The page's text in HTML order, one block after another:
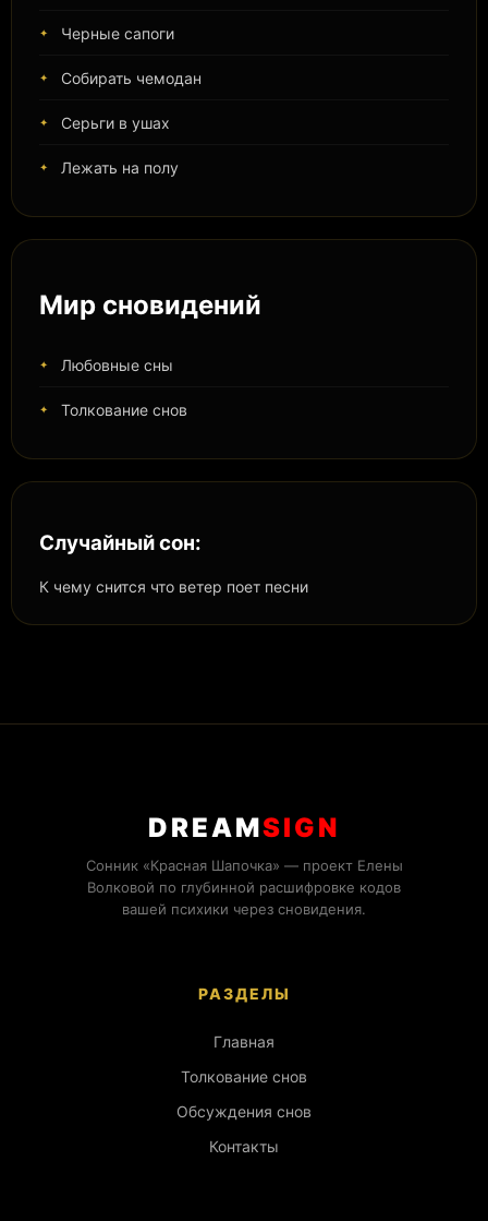
Черные сапоги
Собирать чемодан
Серьги в ушах
Лежать на полу
Мир сновидений
Любовные сны
Толкование снов
Случайный сон:
К чему снится что ветер поет песни
DREAMSIGN
Сонник «Красная Шапочка» — проект Елены
Волковой по глубинной расшифровке кодов
вашей психики через сновидения.
РАЗДЕЛЫ
Главная
Толкование снов
Обсуждения снов
Контакты